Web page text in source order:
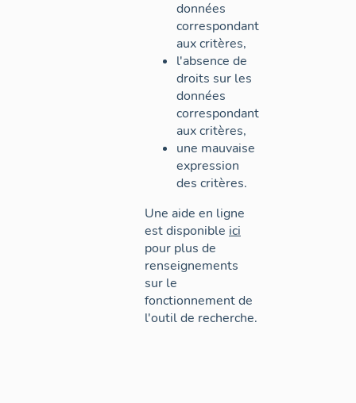
données
correspondant
aux critères,
l'absence de
droits sur les
données
correspondant
aux critères,
une mauvaise
expression
des critères.
Une aide en ligne
est disponible ici
pour plus de
renseignements
sur le
fonctionnement de
l'outil de recherche.